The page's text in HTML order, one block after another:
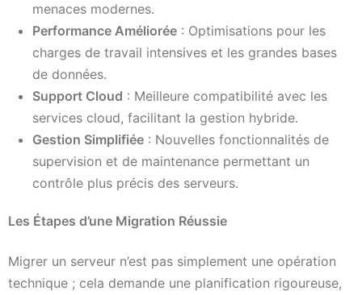
menaces modernes.
Performance Améliorée : Optimisations pour les
charges de travail intensives et les grandes bases
de données.
Support Cloud : Meilleure compatibilité avec les
services cloud, facilitant la gestion hybride.
Gestion Simplifiée : Nouvelles fonctionnalités de
supervision et de maintenance permettant un
contrôle plus précis des serveurs.
Les Étapes d’une Migration Réussie
Migrer un serveur n’est pas simplement une opération
technique ; cela demande une planification rigoureuse,